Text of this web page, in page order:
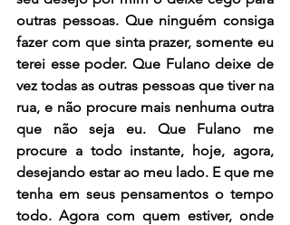
outras pessoas. Que ninguém consiga
fazer com que sinta prazer, somente eu
terei esse poder. Que Fulano deixe de
vez todas as outras pessoas que tiver na
rua, e não procure mais nenhuma outra
que não seja eu. Que Fulano me
procure a todo instante, hoje, agora,
desejando estar ao meu lado. E que me
tenha em seus pensamentos o tempo
todo. Agora com quem estiver, onde